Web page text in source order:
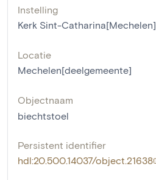
Instelling
Kerk Sint-Catharina[Mechelen]
Locatie
Mechelen[deelgemeente]
Objectnaam
biechtstoel
Persistent identifier
hdl:20.500.14037/object.21638